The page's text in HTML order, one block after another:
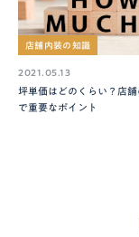
店舗内装の知識
2021.05.13
坪単価はどのくらい？店
で重要なポイント